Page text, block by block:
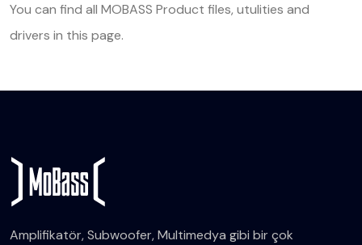
You can find all MOBASS Product files, utulities and
drivers in this page.
Amplifikatör, Subwoofer, Multimedya gibi bir çok